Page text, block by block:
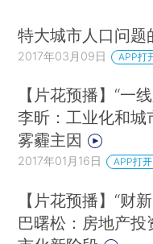
特大城市人口问
2017年03月09日 APP打
【片花预播】“一
李昕：工业化和城
雾霾主因
2017年01月16日 APP打开
【片花预播】“财
巴曙松：房地产投